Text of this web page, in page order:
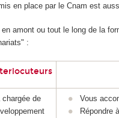
en place par le Cnam est
amont ou tout le long de la
:
chargée de
Vous
Répondre